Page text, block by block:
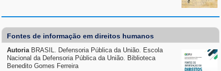
Fontes de informação em direitos humanos
Autoria BRASIL. Defensoria Pública da União. Escola
Nacional da Defensoria Pública da União. Biblioteca
Benedito Gomes Ferreira